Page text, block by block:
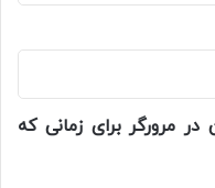
مرورگر برای زمانی که